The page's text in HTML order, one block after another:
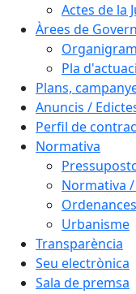
Actes de la
Àrees de Govern
Pla
Plans,
Anuncis /
Perfil de
Normativa
Normativa
Urbanisme
Transparència
Seu electrònica
Sala de premsa